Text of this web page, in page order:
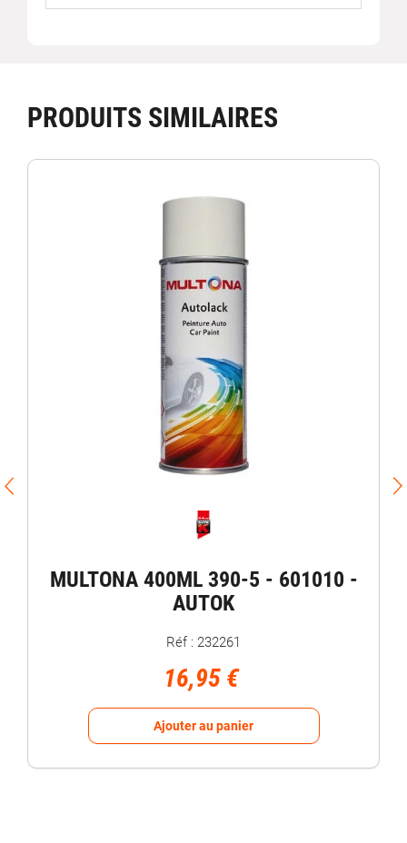
PRODUITS SIMILAIRES
MULTONA 400ML 390-5 - 601010 -
AUTOK
Réf : 232261
16,95 €
Ajouter au panier